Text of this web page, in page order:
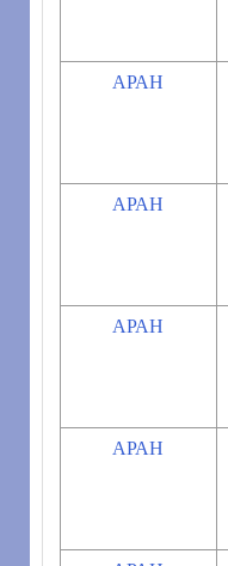
АРАН
АРАН
АРАН
АРАН